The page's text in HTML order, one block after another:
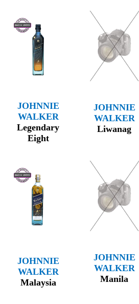
JOHNNIE
WALKER
Legendary
Eight
JOHNNIE
WALKER
Liwanag
JOHNNIE
WALKER
Malaysia
JOHNNIE
WALKER
Manila